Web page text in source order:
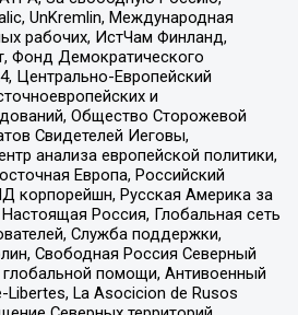
UnKremlin, Международная
рабочих, ИстЧам Финланд,
Фонд Демократического
Центрально-Европейский
и
Общество Сторожевой
Свидетелей Иеговы,
анализа европейской политики,
Европа, Российский
корпорейшн, Русская Америка за
Россия, Глобальная сеть
Служба поддержки,
Свободная Россия Северный
помощи, Антивоенный
Libertes, La Asocicion de Rusos